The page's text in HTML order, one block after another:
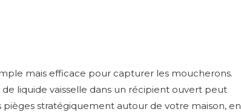
mais efficace pour capturer les moucherons.
liquide vaisselle dans un récipient ouvert peut
stratégiquement autour de votre maison, en